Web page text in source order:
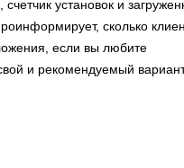
установок и
сколько
если вы любите
и рекомендуемый